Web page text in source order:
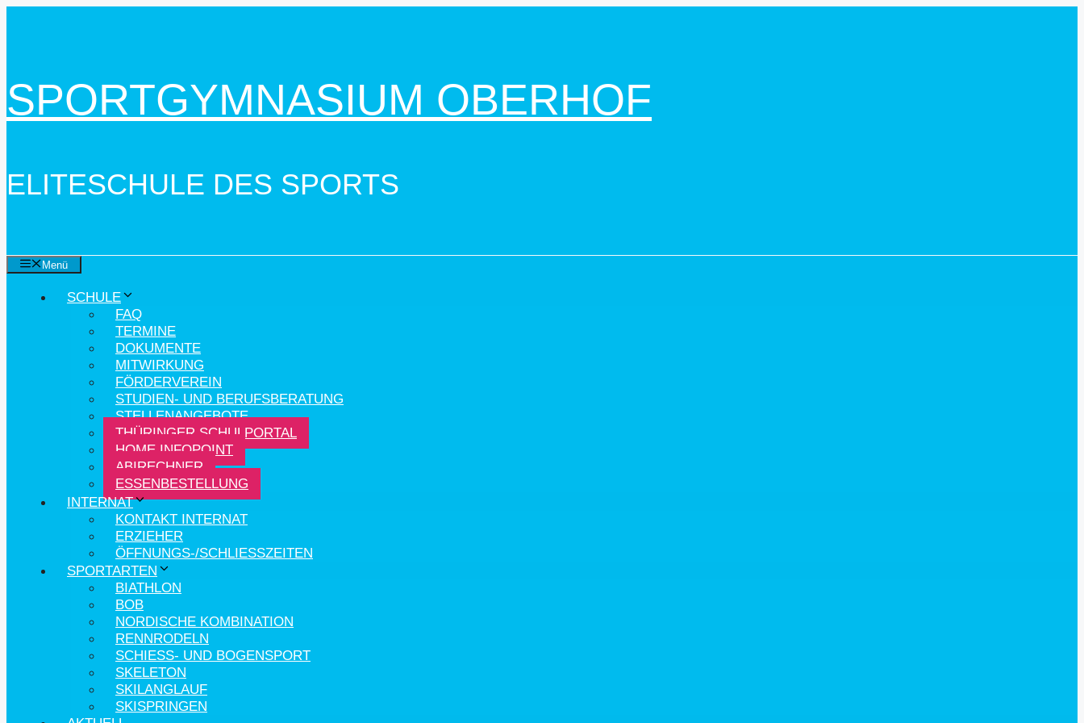
SPORTGYMNASIUM OBERHOF
ELITESCHULE DES SPORTS
Menü
SCHULE
FAQ
TERMINE
DOKUMENTE
MITWIRKUNG
FÖRDERVEREIN
STUDIEN- UND BERUFSBERATUNG
STELLENANGEBOTE
THÜRINGER SCHULPORTAL
HOME.INFOPOINT
ABIRECHNER
ESSENBESTELLUNG
INTERNAT
KONTAKT INTERNAT
ERZIEHER
ÖFFNUNGS-/SCHLIESSZEITEN
SPORTARTEN
BIATHLON
BOB
NORDISCHE KOMBINATION
RENNRODELN
SCHIESS- UND BOGENSPORT
SKELETON
SKILANGLAUF
SKISPRINGEN